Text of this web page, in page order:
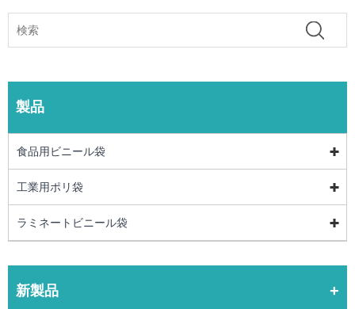
製品
食品用ビニール袋
工業用ポリ袋
ラミネートビニール袋
新製品